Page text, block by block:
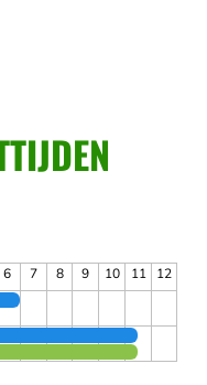
6 7 8 9 10 11
12